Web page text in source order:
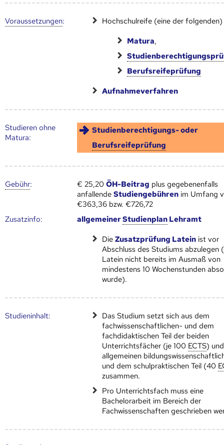
Voraus­setzungen: Hochschulreife (eine der folgenden)
Matura,
Berufsreifeprüfung
Aufnahmeverfahren
Studieren ohne
Matura:
Studienberechtigungs- oder
Berufsreifeprüfung
Gebühr: € 25,20ÖH-Beitrag plus gegebenenfalls
anfallendeStudiengebühren im Umfang
€363,36 bzw. €726,72
Zusatz­info:
allgemeinerStudien­plan Lehramt
DieZusatzprüfung Latein ist vor
Abschluss des Studiums abzulegen
Latein nicht bereits im Ausmaß von
mindestens 10 Wochenstunden
wurde).
Studien­inhalt:
Das Studium setzt sich aus dem
fachwissenschaftlichen- und dem
fachdidaktischen Teil der beiden
Unterrichtsfächer (je 100 ECTS)
allgemeinen
und dem schulpraktischen Teil (40
zusammen.
Pro Unterrichtsfach muss eine
Bachelorarbeit im Bereich der
Fachwissenschaften geschrieben